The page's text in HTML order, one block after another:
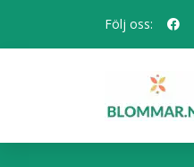
Följ oss: